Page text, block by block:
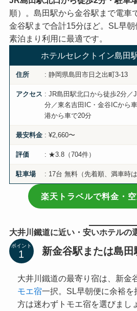
順）。島田駅から金谷駅まで電
金谷駅まで合計15分ほど。SL早
素泊まり利用に最適です。
ホテルセレクトイン島田
住所 : 静岡県島田市日之出町3-13
アクセス : JR島田駅北口から徒歩2分／
分／東名吉田IC・金谷ICから
港から車で20分
最安料金 : ¥2,660〜
評価 : ★3.8（704件）
駐車場 : 17台 無料（先着順、満車時
楽天トラベルで料金・
大井川鐵道に近い・安いホテルの
ポイント 新金谷駅または島
大井川鐵道の最寄り宿は、新金
モエ宿一択。SL早朝便に余裕を
方は迷わずトモエ宿を選びまし